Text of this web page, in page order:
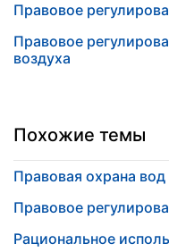
Правовое
Правовое
воздуха
Похожие темы
Правовая охрана вод
Правовое
Рациональное